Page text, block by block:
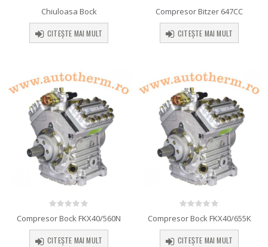
0 out of 5
Chiuloasa Bock
CITEȘTE MAI MULT
out of 5
Compresor Bitzer 647CC
CITEȘTE MAI MULT
0 out of 5
Compresor Bock FKX40/560N
CITEȘTE MAI MULT
0out of 5
Compresor Bock FKX40/655K
CITEȘTE MAI MULT